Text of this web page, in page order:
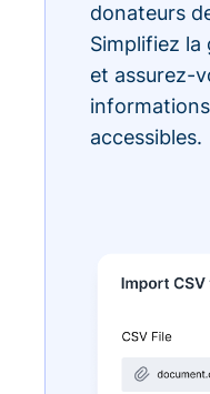
donateurs
Simplifiez la
et assurez-
accessibles.